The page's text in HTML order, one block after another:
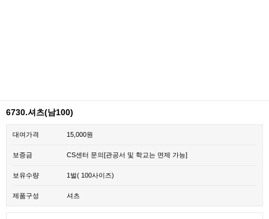
6730.셔츠(남100)
대여가격 15,000원
보증금 CS센터 문의[관공서 및 학교는 면제 가능]
보유수량 1벌( 100사이즈)
제품구성 셔츠